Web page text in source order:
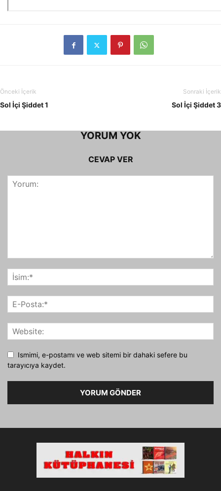
Önceki İçerik
Sol İçi Şiddet 1
Sonraki İçerik
Sol İçi Şiddet 3
YORUM YOK
CEVAP VER
Ismimi, e-postamı ve web sitemi bir dahaki sefere bu
tarayıcıya kaydet.